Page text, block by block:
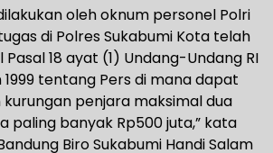
oleh oknum personel Polri
di Polres Sukabumi Kota telah
18 ayat (1) Undang-Undang RI
tentang Pers di mana dapat
penjara maksimal dua
paling banyak Rp500 juta,” kata
Biro Sukabumi Handi Salam